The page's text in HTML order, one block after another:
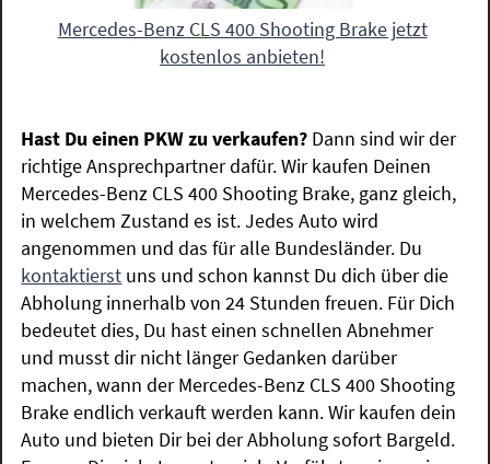
Mercedes-Benz CLS 400 Shooting Brake jetzt
kostenlos anbieten!
Hast Du einen PKW zu verkaufen? Dann sind wir der
richtige Ansprechpartner dafür. Wir kaufen Deinen
Mercedes-Benz CLS 400 Shooting Brake, ganz gleich,
in welchem Zustand es ist. Jedes Auto wird
angenommen und das für alle Bundesländer. Du
kontaktierst uns und schon kannst Du dich über die
Abholung innerhalb von 24 Stunden freuen. Für Dich
bedeutet dies, Du hast einen schnellen Abnehmer
und musst dir nicht länger Gedanken darüber
machen, wann der Mercedes-Benz CLS 400 Shooting
Brake endlich verkauft werden kann. Wir kaufen dein
Auto und bieten Dir bei der Abholung sofort Bargeld.